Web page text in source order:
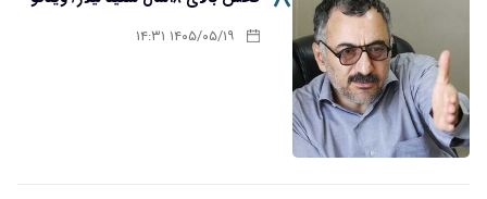
۱۴۰۵/۰۵/۱۹ ۱۴:۳۱